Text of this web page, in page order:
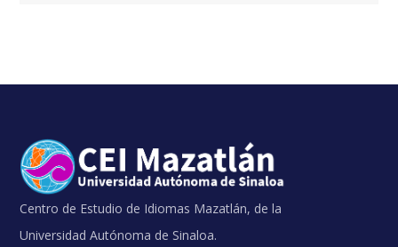
Centro de Estudio de Idiomas Mazatlán, de la
Universidad Autónoma de Sinaloa.